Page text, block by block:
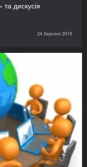
дискусія
24 березня 2019